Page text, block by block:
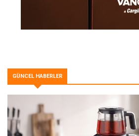
GÜNCEL HABERLER